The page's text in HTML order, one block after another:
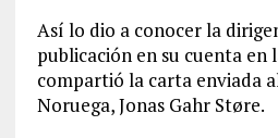
Así lo dio a conocer la
publicación en su cuenta en
compartió la carta enviada
Noruega, Jonas Gahr Støre.